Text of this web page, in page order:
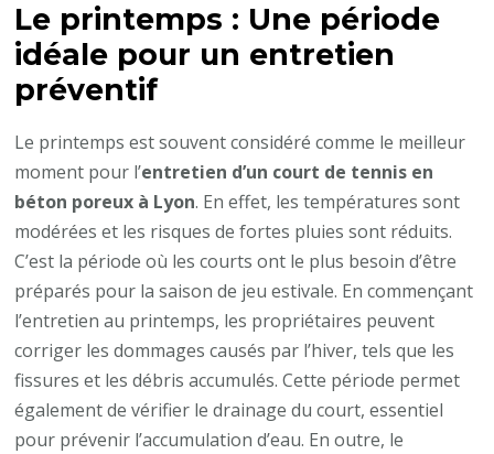
?
Le printemps : Une période
idéale pour un entretien
préventif
Le printemps est souvent considéré comme le meilleur
moment pour l’entretien d’un court de tennis en
béton poreux à Lyon. En effet, les températures sont
modérées et les risques de fortes pluies sont réduits.
C’est la période où les courts ont le plus besoin d’être
préparés pour la saison de jeu estivale. En commençant
l’entretien au printemps, les propriétaires peuvent
corriger les dommages causés par l’hiver, tels que les
fissures et les débris accumulés. Cette période permet
également de vérifier le drainage du court, essentiel
pour prévenir l’accumulation d’eau. En outre, le